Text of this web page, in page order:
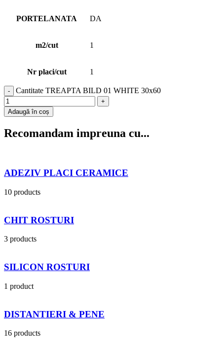
PORTELANATA DA
m2/cut 1
Nr placi/cut 1
Cantitate TREAPTA BILD 01 WHITE 30x60
Adaugă în coș
Recomandam impreuna cu...
ADEZIV PLACI CERAMICE
10 products
CHIT ROSTURI
3 products
SILICON ROSTURI
1 product
DISTANTIERI & PENE
16 products